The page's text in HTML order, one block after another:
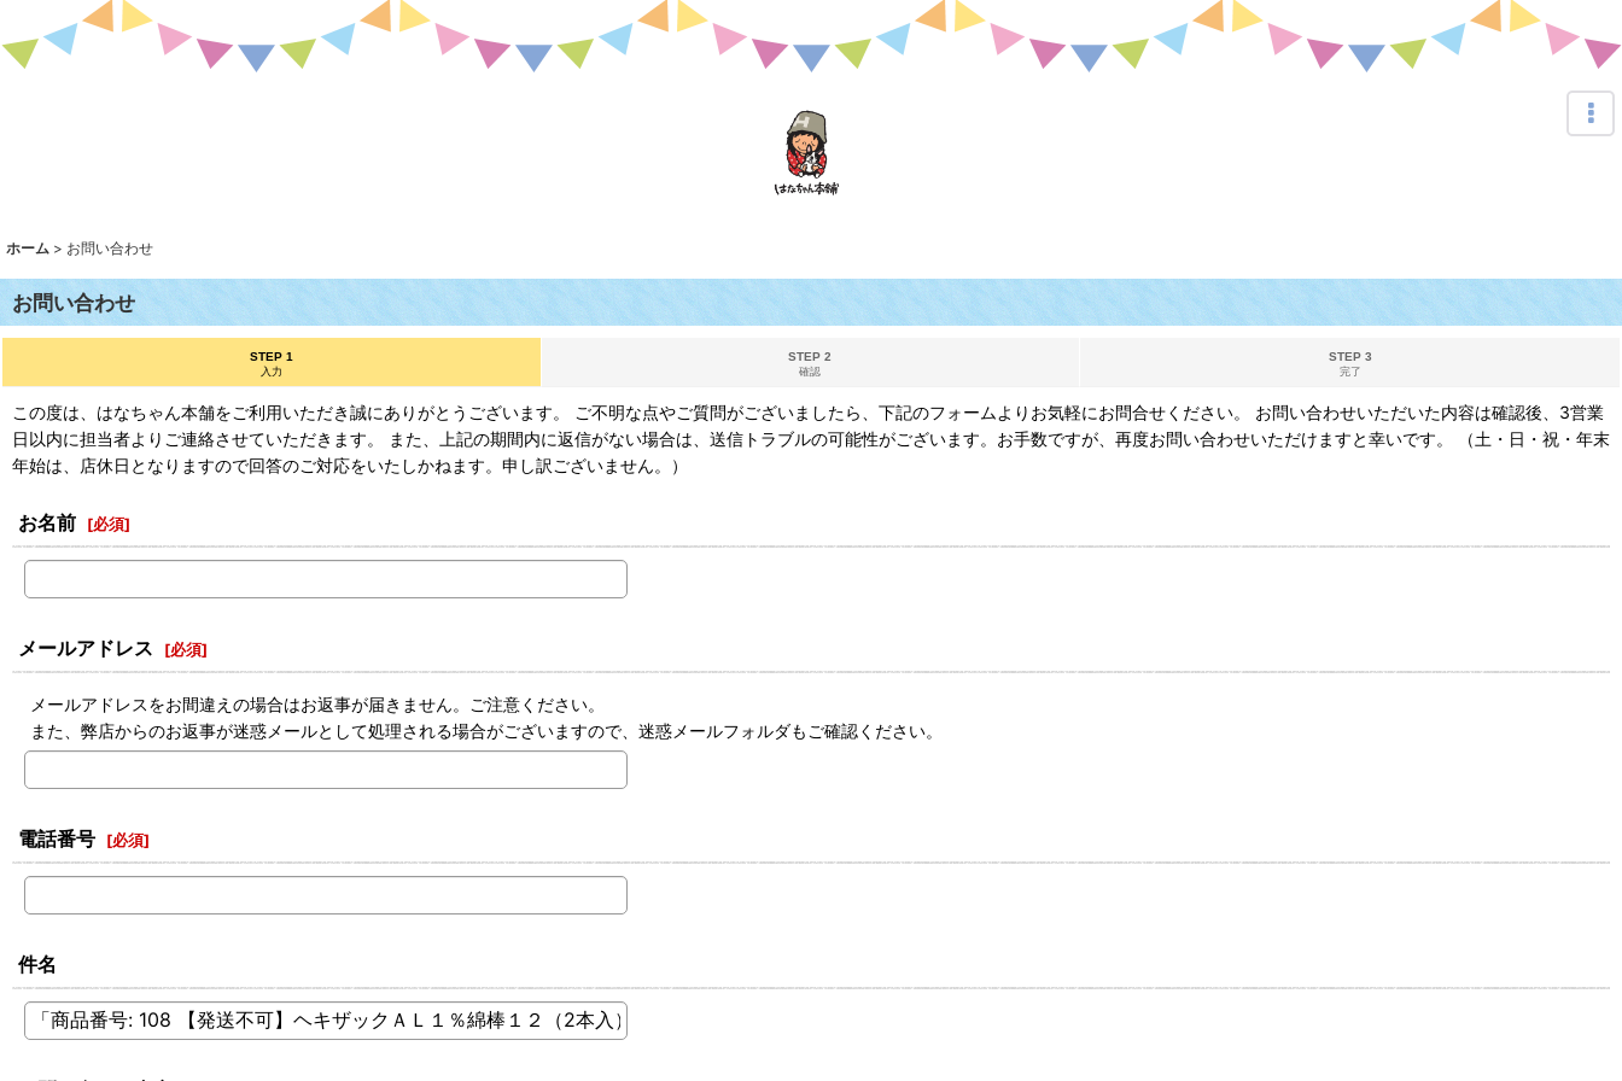
ホーム > お問い合わせ
お問い合わせ
STEP 1
入力
STEP 2
確認
STEP 3
完了
この度は、はなちゃん本舗をご利用いただき誠にありがとうございます。 ご不明な点やご質問がございましたら、下記のフォームよりお気軽にお問合せください。 お問い合わせいただいた内容は確認後、3営業
日以内に担当者よりご連絡させていただきます。 また、上記の期間内に返信がない場合は、送信トラブルの可能性がございます。お手数ですが、再度お問い合わせいただけますと幸いです。 （土・日・祝・年末
年始は、店休日となりますので回答のご対応をいたしかねます。申し訳ございません。）
お名前 [必須]
メールアドレス [必須]
メールアドレスをお間違えの場合はお返事が届きません。ご注意ください。
また、弊店からのお返事が迷惑メールとして処理される場合がございますので、迷惑メールフォルダもご確認ください。
電話番号 [必須]
件名